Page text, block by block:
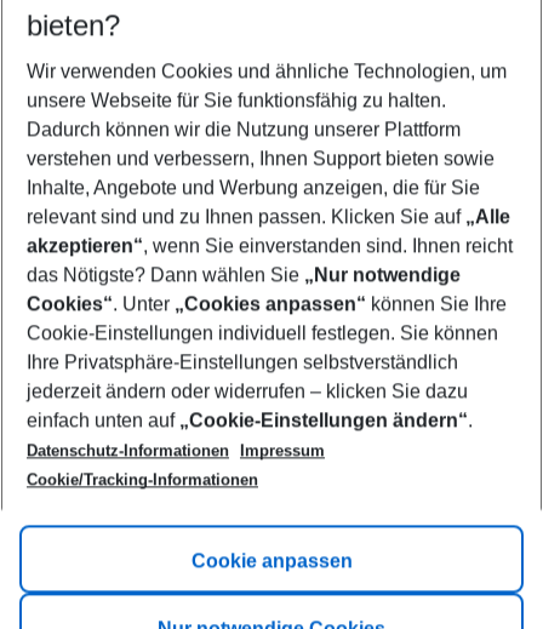
Your departure airport
Any airport
Select your date range
09/08/26–07/08/27 5-8 nights
Who will travel
2 adults No children
Show more filter
Footer
Footer navigation
Title A
Link A
bieten?
Wir verwenden Cookies und ähnliche Technologien, um
unsere Webseite für Sie funktionsfähig zu halten.
Dadurch können wir die Nutzung unserer Plattform
verstehen und verbessern, Ihnen Support bieten sowie
Inhalte, Angebote und Werbung anzeigen, die für Sie
relevant sind und zu Ihnen passen. Klicken Sie auf „Alle
akzeptieren“, wenn Sie einverstanden sind. Ihnen reicht
das Nötigste? Dann wählen Sie „Nur notwendige
Cookies“. Unter „Cookies anpassen“ können Sie Ihre
Cookie-Einstellungen individuell festlegen. Sie können
Ihre Privatsphäre-Einstellungen selbstverständlich
jederzeit ändern oder widerrufen – klicken Sie dazu
einfach unten auf „Cookie-Einstellungen ändern“.
Datenschutz-Informationen
Impressum
Cookie/Tracking-Informationen
Cookie anpassen